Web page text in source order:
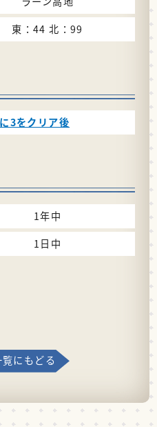
東：44 北：99
3をクリア後
1年中
1日中
にもどる